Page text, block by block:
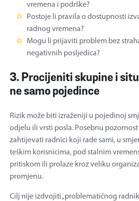
vremena i podrške?
Postoje li pravila o dostupnosti
radnog vremena?
Mogu li prijaviti problem bez
negativnih posljedica?
3. Procijeniti skupine i
ne samo pojedince
Rizik može biti izraženiji u pojedinoj
odjelu ili vrsti posla. Posebnu
zahtijevati radnici koji rade sami, u
teškim korisnicima, pod stalnim
pritiskom ili prolaze kroz veliku
promjenu.
Cilj nije izdvojiti „problematičnog